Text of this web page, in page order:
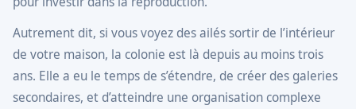
Autrement dit, si vous voyez des ailés sortir de l’intérieur
de votre maison, la colonie est là depuis au moins trois
ans. Elle a eu le temps de s’étendre, de créer des galeries
secondaires, et d’atteindre une organisation complexe